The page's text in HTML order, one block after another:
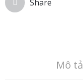
Share
Mô tả